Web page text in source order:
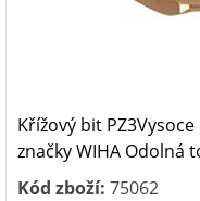
Křížový bit
značky WIHA Odolná
Kód zboží: 75062